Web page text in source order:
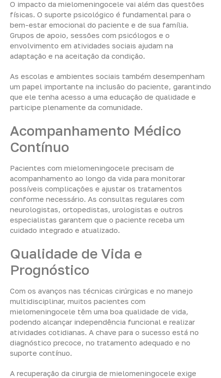
O impacto da mielomeningocele vai além das questões
físicas. O suporte psicológico é fundamental para o
bem-estar emocional do paciente e de sua família.
Grupos de apoio, sessões com psicólogos e o
envolvimento em atividades sociais ajudam na
adaptação e na aceitação da condição.
As escolas e ambientes sociais também desempenham
um papel importante na inclusão do paciente, garantindo
que ele tenha acesso a uma educação de qualidade e
participe plenamente da comunidade.
Acompanhamento Médico
Contínuo
Pacientes com mielomeningocele precisam de
acompanhamento ao longo da vida para monitorar
possíveis complicações e ajustar os tratamentos
conforme necessário. As consultas regulares com
neurologistas, ortopedistas, urologistas e outros
especialistas garantem que o paciente receba um
cuidado integrado e atualizado.
Qualidade de Vida e
Prognóstico
Com os avanços nas técnicas cirúrgicas e no manejo
multidisciplinar, muitos pacientes com
mielomeningocele têm uma boa qualidade de vida,
podendo alcançar independência funcional e realizar
atividades cotidianas. A chave para o sucesso está no
diagnóstico precoce, no tratamento adequado e no
suporte contínuo.
A recuperação da cirurgia de mielomeningocele exige